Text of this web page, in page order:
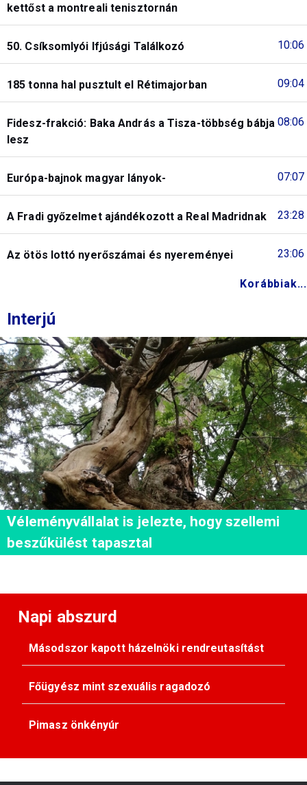
kettőst a montreali tenisztornán
10:06
50. Csíksomlyói Ifjúsági Találkozó
09:04
185 tonna hal pusztult el Rétimajorban
08:06
Fidesz-frakció: Baka András a Tisza-többség bábja
lesz
07:07
Európa-bajnok magyar lányok-
23:28
A Fradi győzelmet ajándékozott a Real Madridnak
23:06
Az ötös lottó nyerőszámai és nyereményei
Korábbiak...
Interjú
Véleményvállalat is jelezte, hogy szellemi
beszűkülést tapasztal
Napi abszurd
Másodszor kapott házelnöki rendreutasítást
Főügyész mint szexuális ragadozó
Pimasz önkényúr